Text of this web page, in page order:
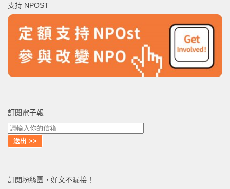
字:
支持 NPOST
訂閱電子報
訂閱粉絲團，好文不漏接！